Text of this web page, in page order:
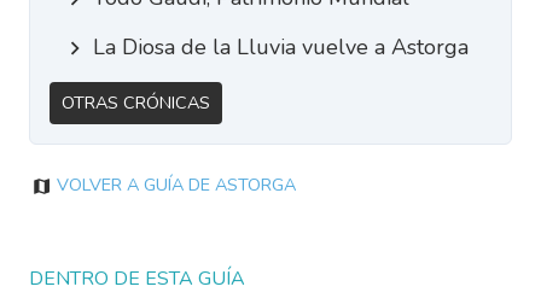
La Diosa de la Lluvia vuelve a Astorga
Otras Crónicas
Volver a Guía de Astorga
DENTRO DE ESTA GUÍA